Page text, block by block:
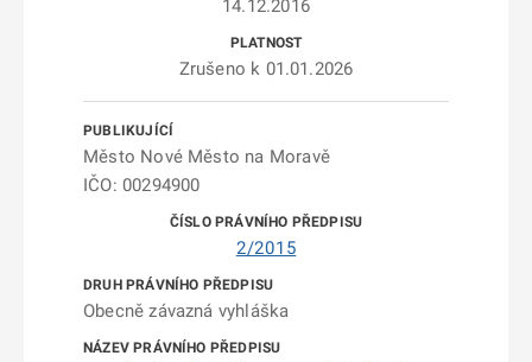
14.12.2016
Zrušeno k 01.01.2026
Město Nové Město na Moravě
IČO: 00294900
2/2015
Obecně závazná vyhláška